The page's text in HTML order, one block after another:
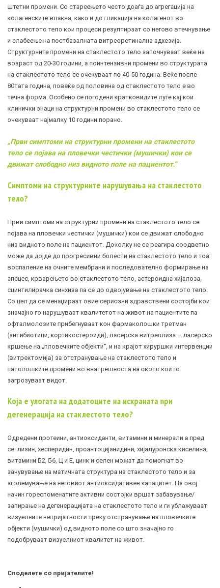
штетни промени. Со стареењето често доаѓа до агрегација на
колагенските влакна, како и до гликација на колагенот во
стаклестото тело кои процеси резултираат со негово втечнување
и слабеење на постбазалната витреоретинална адхезија.
Структурните промени на стаклестото тело започнуваат веќе на
возраст од 20-30 години, а поинтензивни промени во структурата
на стаклестото тело се очекуваат по 40-50 година. Веќе после
80тата година, повеќе од половина од стаклестото тело е во
течна форма. Особено се погодени кратковидите луѓе кај кои
клинички знаци на структурни промени во стаклестото тело се
очекуваат најмалку 10 години порано.
„Први симптоми на структурни промени на стаклестото
тело се појава на пловечки честички (мушички) кои се
движат слободно низ видното поле на пациентот.“
Симптоми на структурните нарушувања на стаклестото
тело?
Први симптоми на структурни промени на стаклестото тело се
појава на пловечки честички (мушички) кои се движат слободно
низ видното поле на пациентот. Доколку не се реагира соодветно
може да дојде до прогресивни болести на стаклестото тело и тоа:
воспаление на очните мембрани и последователно формирање на
апсцес, крварењето во стаклестото тело, астероидна хијалоза,
сцинтилирачка синхиза па се до одвојување на стаклестото тело.
Со цел да се менаџираат овие сериозни здравствени состојби кои
значајно го нарушуваат квалитетот на живот на пациентите па
офталмолозите прибегнуваат кон фармаколошки третман
(антибиотици, кортикостероиди), ласерска витреолиза – ласерско
кршење на „пловечките објекти“, и на крајот хируршки интервенции
(витректомија) за отстранување на стаклестото тело и
патолошките промени во внатрешноста на окото кои го
загрозуваат видот.
Која е улогата на додатоците на исхраната при
дегенерација на стаклестото тело?
Одредени протеини, антиоксиданти, витамини и минерали а пред
се: лизин, хесперидин, проантоцијанидини, хијалуронска киселина,
витамини Б2, Б6, Ц и Е, цинк и селен можат да помогнат во
зачувување на матичната структура на стаклестото тело и за
зголемување на неговиот антиоксидативен капацитет. На овој
начин гореспоменатите активни состојки вршат забавување/
запирање на дегенерацијата на стаклестото тело и ги ублажуваат
визуелните непријатности преку отстранување на пловечките
објекти (мушички) од видното поле со што значајно го
подобруваат визуелниот квалитет на живот.
Споделете со пријателите!